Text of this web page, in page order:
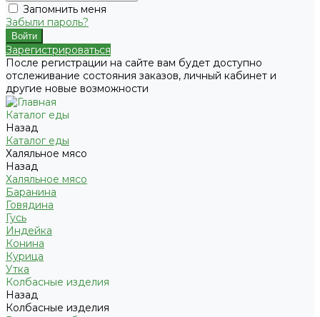
Запомнить меня
Забыли пароль?
Зарегистрироваться
После регистрации на сайте вам будет доступно
отслеживание состояния заказов, личный кабинет и
другие новые возможности
Каталог еды
Назад
Каталог еды
Халяльное мясо
Назад
Халяльное мясо
Баранина
Говядина
Гусь
Индейка
Конина
Курица
Утка
Колбасные изделия
Назад
Колбасные изделия